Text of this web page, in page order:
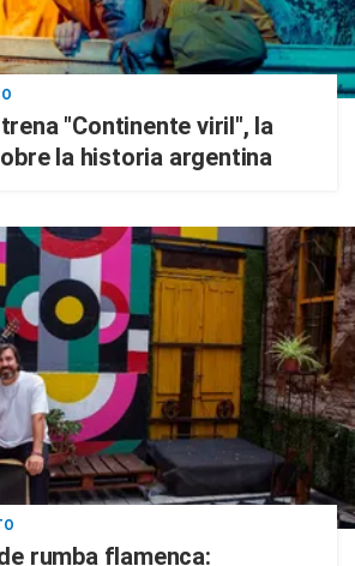
"Continente viril", la
la historia argentina
rumba flamenca: